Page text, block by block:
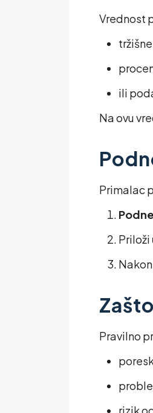
Vrednost
ili
Na ovu
Primalac
Priloži
Pravilno